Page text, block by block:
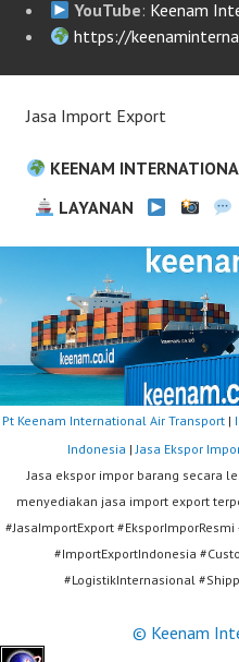
YouTube: Keenam
https://
Jasa Import Export
KEENAM
LAYANAN
Pt Keenam International Air Transport|
Indonesia | Jasa Ekspor
Jasa ekspor impor barang secara
menyediakan jasa import export
#JasaImportExport
#ImportExportIndonesia
#LogistikInternasional
© Keenam